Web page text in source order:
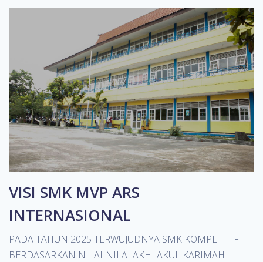
VISI SMK MVP ARS
INTERNASIONAL
PADA TAHUN 2025 TERWUJUDNYA SMK KOMPETITIF
BERDASARKAN NILAI-NILAI AKHLAKUL KARIMAH